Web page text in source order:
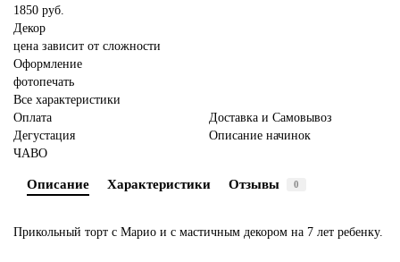
1850 руб.
Декор
цена зависит от сложности
Оформление
фотопечать
Все характеристики
Оплата
Доставка и Самовывоз
Дегустация
Описание начинок
ЧАВО
Описание Характеристики Отзывы 0
Прикольный торт с Марио и с мастичным декором на 7 лет ребенку.